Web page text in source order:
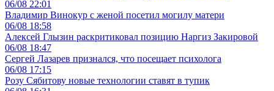
06/08 22:01
Владимир Винокур с женой посетил могилу матери
06/08 18:58
Алексей Глызин раскритиковал позицию Наргиз Закировой
06/08 18:47
Сергей Лазарев признался, что посещает психолога
06/08 17:15
Розу Сябитову новые технологии ставят в тупик